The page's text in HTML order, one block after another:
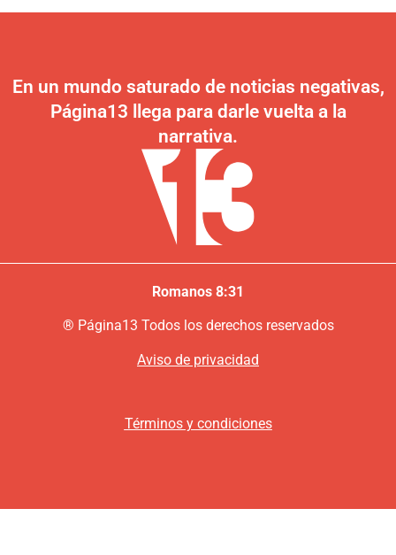
En un mundo saturado de noticias negativas,
Página13 llega para darle vuelta a la
narrativa.
Romanos 8:31
® Página13 Todos los derechos reservados
Aviso de privacidad
Términos y condiciones